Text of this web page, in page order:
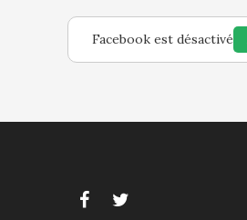
Facebook est désactivé